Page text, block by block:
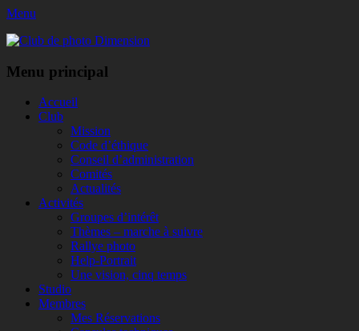
Menu
Club de photo Dimension
Menu principal
Aller
Accueil
Club
Mission
Code d’éthique
Conseil d’administration
Comités
Actualités
Activités
Groupes d’intérêt
Thèmes – marche à suivre
Rallye photo
Help-Portrait
Une vision, cinq temps
Studio
Membres
Mes Réservations